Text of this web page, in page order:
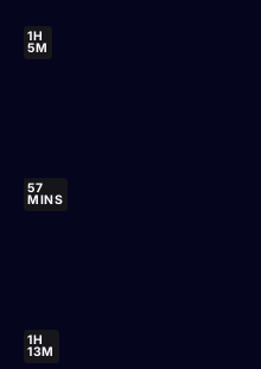
1H
5M
57
MINS
1H
13M